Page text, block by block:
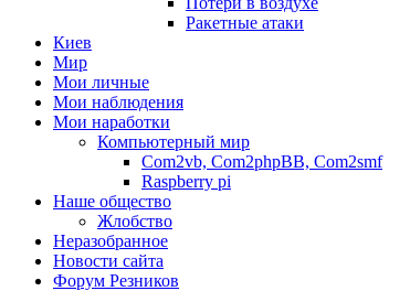
Ракетные атаки
Киев
Мир
Мои личные
Мои наблюдения
Мои наработки
Компьютерный мир
Com2vb, Com2phpBB, Com2smf
Raspberry pi
Наше общество
Жлобство
Неразобранное
Новости сайта
Форум Резников